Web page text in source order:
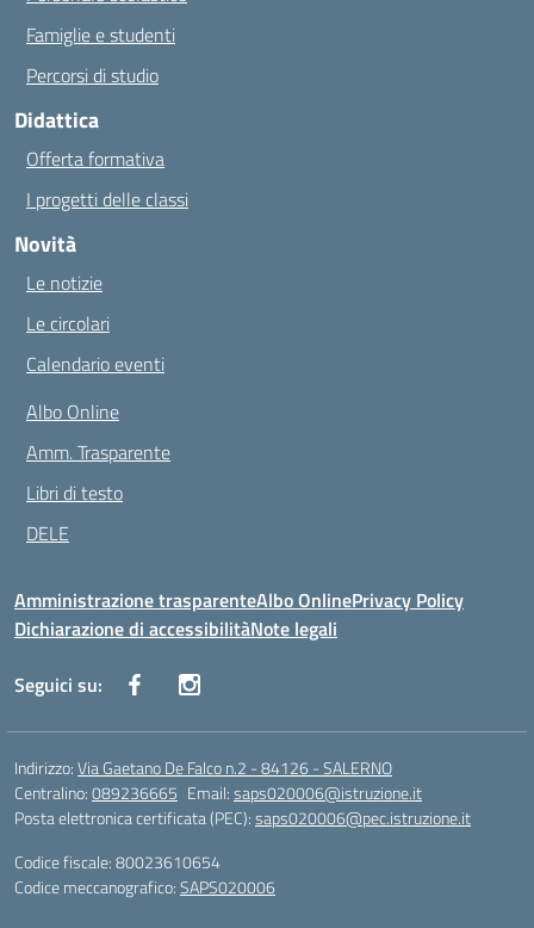
Famiglie e studenti
Percorsi di studio
Didattica
Offerta formativa
I progetti delle classi
Novità
Le notizie
Le circolari
Calendario eventi
Albo Online
Amm. Trasparente
Libri di testo
DELE
Amministrazione trasparenteAlbo OnlinePrivacy Policy
Dichiarazione di accessibilitàNote legali
Seguici su:
Indirizzo:Via Gaetano De Falco n.2 - 84126 - SALERNO
Centralino:089236665 Email:saps020006@istruzione.it
Posta elettronica certificata (PEC):saps020006@pec.istruzione.it
Codice fiscale: 80023610654
Codice meccanografico:SAPS020006